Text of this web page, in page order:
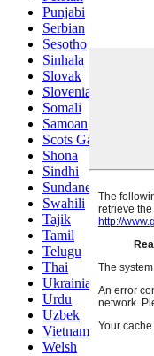
Punjabi
Serbian
Sesotho
Sinhala
Slovak
Slovenian
Somali
Samoan
Scots Gaelic
Shona
Sindhi
Sundanese
Swahili
Tajik
Tamil
Telugu
Thai
Ukrainian
Urdu
Uzbek
Vietnamese
Welsh